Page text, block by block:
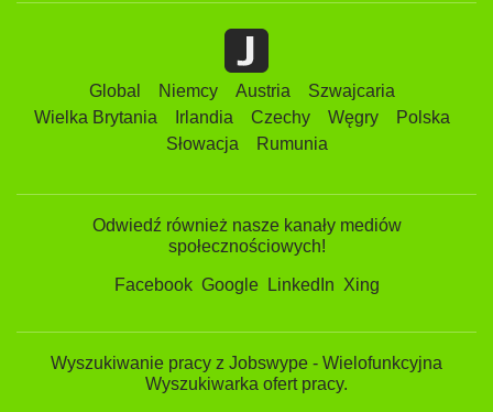
Global Niemcy Austria
Szwajcaria
Wielka Brytania
Irlandia Czechy Węgry
Polska
Słowacja
Rumunia
Odwiedź również nasze kanały mediów
społecznościowych!
Facebook Google LinkedIn Xing
Wyszukiwanie pracy z Jobswype - Wielofunkcyjna
Wyszukiwarka ofert pracy.